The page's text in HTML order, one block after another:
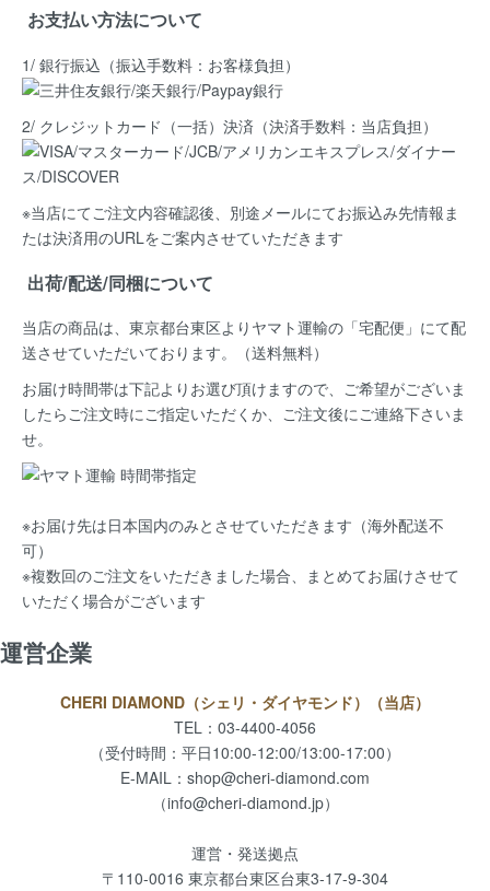
お支払い方法について
1/ 銀行振込（振込手数料：お客様負担）
2/ クレジットカード（一括）決済 （決済手数料：当店負担）
※当店にてご注文内容確認後、別途メールにてお振込み先情報ま
たは決済用のURLをご案内させていただきます
出荷/配送/同梱について
当店の商品は、 東京都台東区よりヤマト運輸の「宅配便」にて配
送させていただいております。（送料無料）
お届け時間帯は下記よりお選び頂けますので、ご希望がございま
したらご注文時にご指定いただくか、ご注文後にご連絡下さいま
せ。
※お届け先は日本国内のみとさせていただきます（海外配送不
可）
※複数回のご注文をいただきました場合、まとめてお届けさせて
いただく場合がございます
運営企業
CHERI DIAMOND（シェリ・ダイヤモンド）（当店）
TEL：03-4400-4056
（受付時間：平日10:00-12:00/13:00-17:00）
E-MAIL： shop@cheri-diamond.com
（info@cheri-diamond.jp）
運営・発送拠点
〒110-0016 東京都台東区台東3-17-9-304